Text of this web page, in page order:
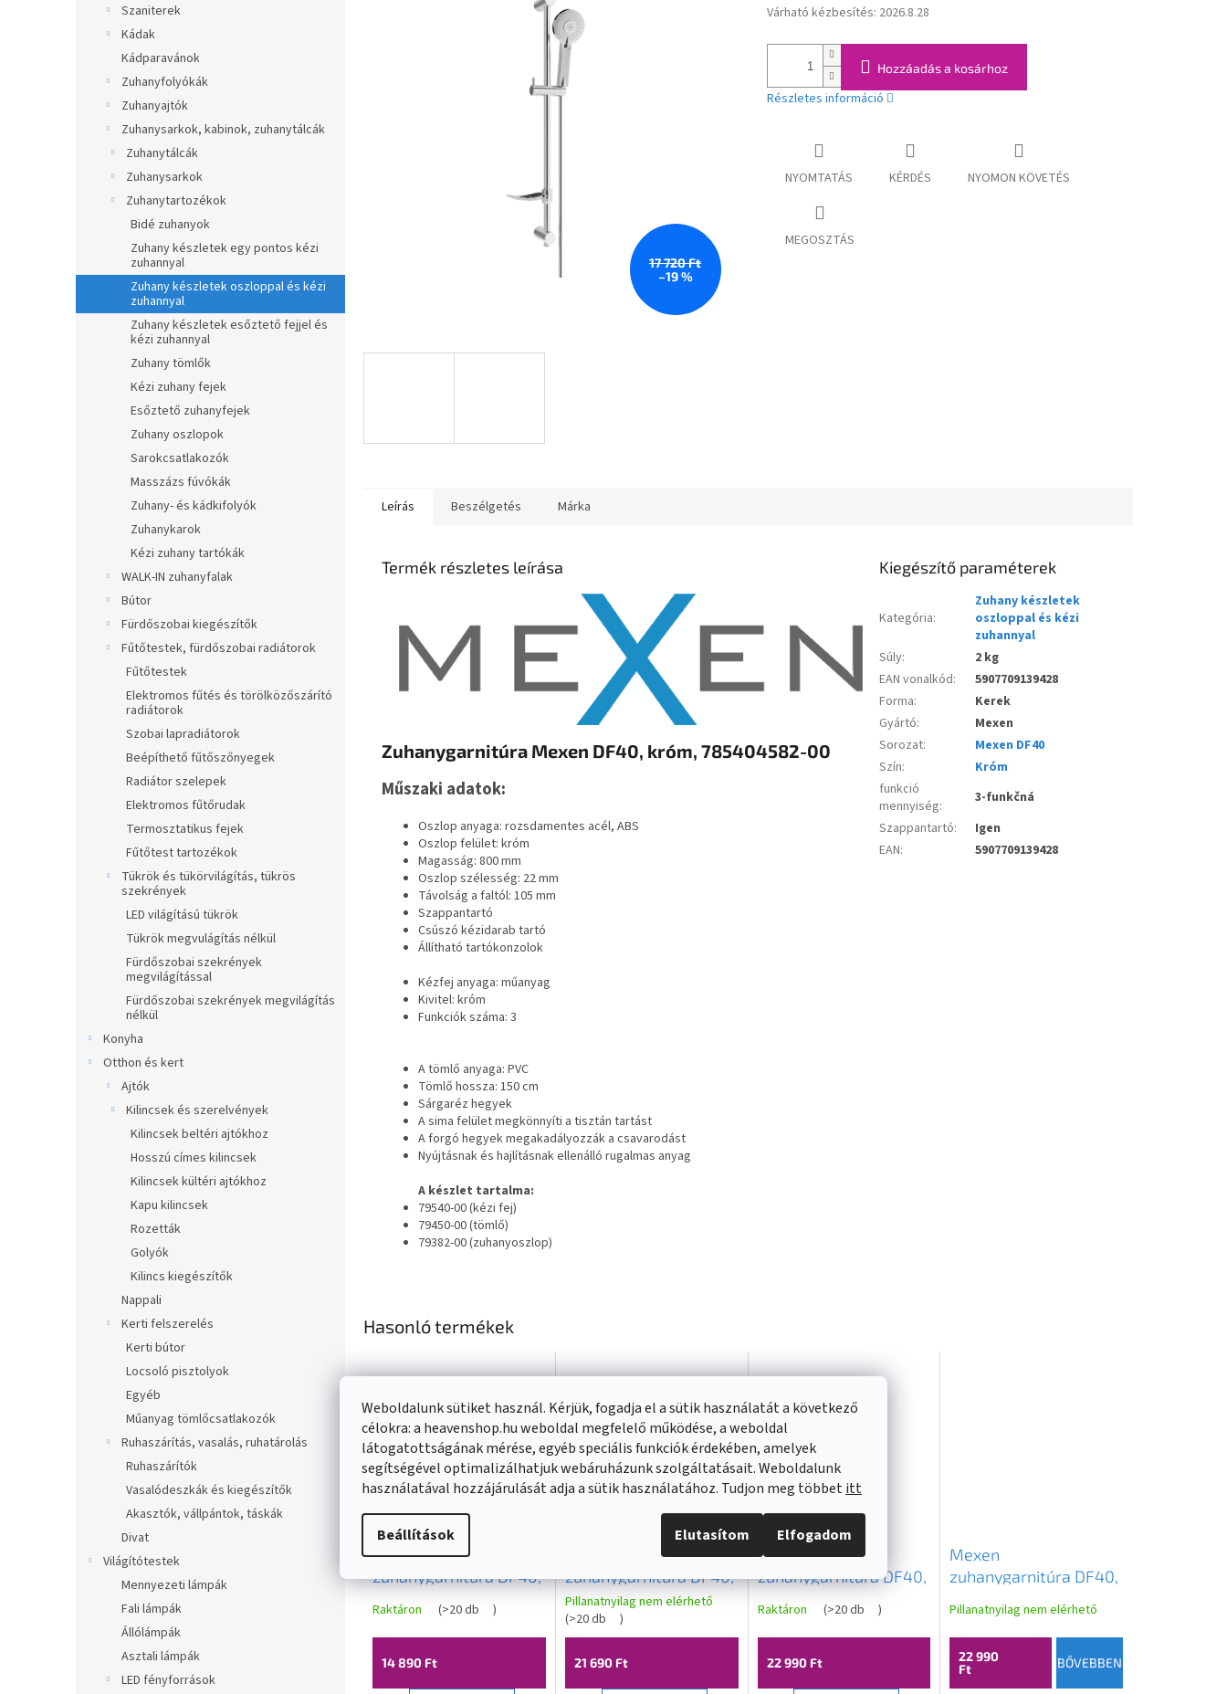
Weboldalunk sütiket használ. Kérjük, fogadja el a sütik használatát a következő
célokra: a heavenshop.hu weboldal megfelelő működése, a weboldal
látogatottságának mérése, egyéb speciális funkciók érdekében, amelyek
segítségével optimalizálhatjuk webáruházunk szolgáltatásait. Weboldalunk
használatával hozzájárulását adja a sütik használatához. Tudjon meg többetitt
Beállítások Elutasítom Elfogadom
Szaniterek
Kádak
Kádparavánok
Zuhanyfolyókák
Zuhanyajtók
Zuhanysarkok, kabinok, zuhanytálcák
Zuhanytálcák
Zuhanysarkok
Zuhanytartozékok
Bidé zuhanyok
Zuhany készletek egy pontos kézi
zuhannyal
Zuhany készletek oszloppal és kézi
zuhannyal
Zuhany készletek esőztető fejjel és
kézi zuhannyal
Zuhany tömlők
Kézi zuhany fejek
Esőztető zuhanyfejek
Zuhany oszlopok
Sarokcsatlakozók
Masszázs fúvókák
Zuhany- és kádkifolyók
Zuhanykarok
Kézi zuhany tartókák
WALK-IN zuhanyfalak
Bútor
Fürdőszobai kiegészítők
Fűtőtestek, fürdőszobai radiátorok
Fűtőtestek
Elektromos fűtés és törölközőszárító
radiátorok
Szobai lapradiátorok
Beépíthető fűtőszőnyegek
Radiátor szelepek
Elektromos fűtőrudak
Termosztatikus fejek
Fűtőtest tartozékok
Tükrök és tükörvilágítás, tükrös
szekrények
LED világítású tükrök
Tükrök megvulágítás nélkül
Fürdőszobai szekrények
megvilágítással
Fürdőszobai szekrények megvilágítás
nélkül
Konyha
Otthon és kert
Ajtók
Kilincsek és szerelvények
Kilincsek beltéri ajtókhoz
Hosszú címes kilincsek
Kilincsek kültéri ajtókhoz
Kapu kilincsek
Rozetták
Golyók
Kilincs kiegészítők
Nappali
Kerti felszerelés
Kerti bútor
Locsoló pisztolyok
Egyéb
Műanyag tömlőcsatlakozók
Ruhaszárítás, vasalás, ruhatárolás
Ruhaszárítók
Vasalódeszkák és kiegészítők
Akasztók, vállpántok, táskák
Divat
Világítótestek
Mennyezeti lámpák
Fali lámpák
Állólámpák
Asztali lámpák
LED fényforrások
17 720 Ft
–19 %
Egységár:
Várható kézbesítés: 2026.8.28
Hozzáadás a kosárhoz
Részletes információ
NYOMTATÁS KÉRDÉS NYOMON KÖVETÉS
MEGOSZTÁS
Leírás Beszélgetés Márka
Termék részletes leírása
Zuhanygarnitúra Mexen DF40, króm, 785404582-00
Műszaki adatok:
Oszlop anyaga: rozsdamentes acél, ABS
Oszlop felület: króm
Magasság: 800 mm
Oszlop szélesség: 22 mm
Távolság a faltól: 105 mm
Szappantartó
Csúszó kézidarab tartó
Állítható tartókonzolok
Kézfej anyaga: műanyag
Kivitel: króm
Funkciók száma: 3
A tömlő anyaga: PVC
Tömlő hossza: 150 cm
Sárgaréz hegyek
A sima felület megkönnyíti a tisztán tartást
A forgó hegyek megakadályozzák a csavarodást
Nyújtásnak és hajlításnak ellenálló rugalmas anyag
A készlet tartalma:
79540-00 (kézi fej)
79450-00 (tömlő)
79382-00 (zuhanyoszlop)
Kiegészítő paraméterek
Kategória:
Zuhany készletek
oszloppal és kézi
zuhannyal
Súly:
2 kg
EAN vonalkód:
5907709139428
Forma:
Kerek
Gyártó:
Mexen
Sorozat:
Mexen DF40
Szín:
Króm
funkció
mennyiség:
3-funkčná
Szappantartó:
Igen
EAN: 5907709139428
Hasonló termékek
Mexen
zuhanygarnitúra DF40,
Raktáron (>20 db )
14 890 Ft
zuhanygarnitúra DF40,
arany, 785404582-50
Pillanatnyilag nem elérhető
(>20 db )
21 690 Ft
Mexen
zuhanygarnitúra DF40,
785404582-60
Raktáron (>20 db )
22 990 Ft
Mexen
zuhanygarnitúra DF40,
Pillanatnyilag nem elérhető
22 990
Ft
BŐVEBBEN